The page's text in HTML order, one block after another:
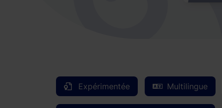
Expérimentée Multilingue